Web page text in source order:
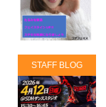
STAFF BLOG